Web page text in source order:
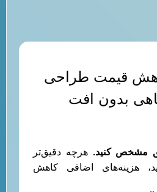
قیمت طراحی
بدون افت
مشخص کنید. هرچه دقیق‌تر
هزینه‌های اضافی کاهش